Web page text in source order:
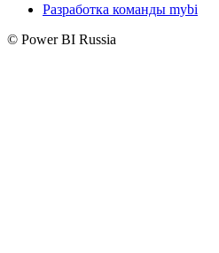
Разработка команды mybi
© Power BI Russia